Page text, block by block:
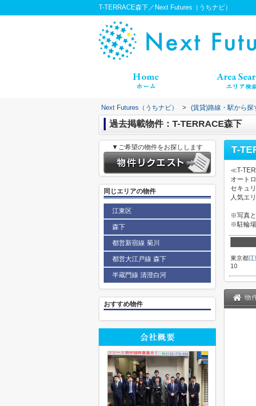
T-TERRACE森下／Next Futures（うちナビ）
Next Futures（うちナビ） > (賃貸)路線・駅から探
過去掲載物件：T-TERRACE森下
T-
≪T-
オート
セキュ
人気エ
※写真と
※駐輪場
東京都江
10
物
▼ご希望の物件をお探しします
同じエリアの物件
江東区
森下
都営新宿線 菊川
都営大江戸線 森下
半蔵門線 清澄白河
おすすめ物件